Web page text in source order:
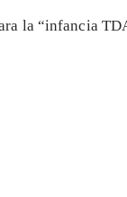
la “infancia